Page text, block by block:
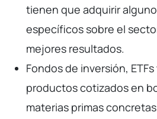
tienen que adquirir
específicos sobre el
mejores resultados.
Fondos de inversión, ETFs
productos cotizados en
materias primas